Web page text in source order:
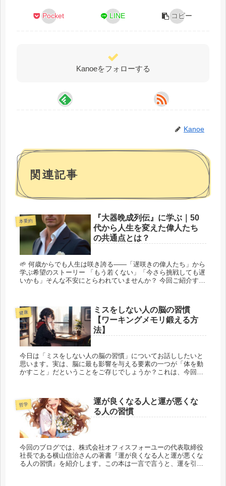
Pocket LINE コピー
Kanoeをフォローする
Kanoe
関連記事
本要約
『大器晩成列伝』に学ぶ｜50
代から人生を変えた偉人たち
の共通点とは？
🌱 何歳からでも人生は咲き誇る——「遅咲きの偉人たち」から
学ぶ希望のストーリー 「もう若くない」「今さら挑戦しても遅
いかも」そんな不安にとらわれていませんか？ 今回ご紹介する
健康
ミスをしない人の脳の習慣
【ワーキングメモリ鍛える方
法】
今日は「ミスをしない人の脳の習慣」についてお話ししたいと
思います。実は、脳に最も影響を与える要素の一つが「体を動
かすこと」だということをご存じでしょうか？これは、今回ご
哲学
運が良くなる人と運が悪くな
る人の習慣
今回のブログでは、株式会社オフィスフォーユーの代表取締役
社長である横山信治さんの著書『運が良くなる人と運が悪くな
る人の習慣』を紹介します。この本は一言で言うと、運を引き